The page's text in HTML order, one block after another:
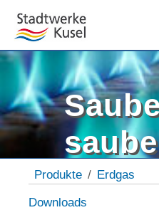
Produkte Erdgas
Downloads